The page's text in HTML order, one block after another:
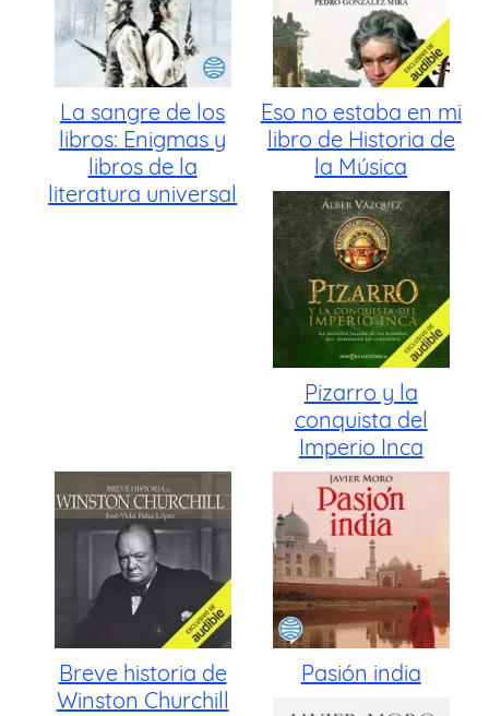
La sangre de los
libros: Enigmas y
libros de la
literatura universal
Eso no estaba en mi
libro de Historia de
la Música
Pizarro y la
conquista del
Imperio Inca
Breve historia de
Winston Churchill
Pasión india